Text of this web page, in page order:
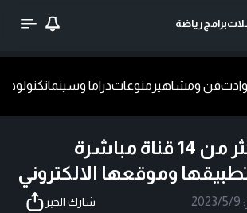
برامج رياضة
فن ومشاهير منوعاتدراما وسينماتكنولوجيا
رؤيا تطلق أكثر من 14 قناة مباشرة
وموقعها الالكتروني
2023/5/9 شارك الخبر